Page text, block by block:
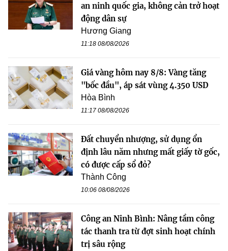
an ninh quốc gia, không cản trở hoạt
động dân sự
Hương Giang
11:18 08/08/2026
Giá vàng hôm nay 8/8: Vàng tăng
"bốc đầu", áp sát vùng 4.350 USD
Hòa Bình
11:17 08/08/2026
Đất chuyển nhượng, sử dụng ổn
định lâu năm nhưng mất giấy tờ gốc,
có được cấp sổ đỏ?
Thành Công
10:06 08/08/2026
Công an Ninh Bình: Nâng tầm công
tác thanh tra từ đợt sinh hoạt chính
trị sâu rộng